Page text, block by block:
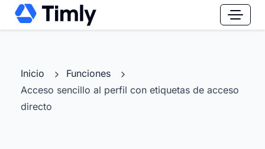
Inicio
Funciones
Acceso sencillo al perfil con etiquetas de acceso
directo